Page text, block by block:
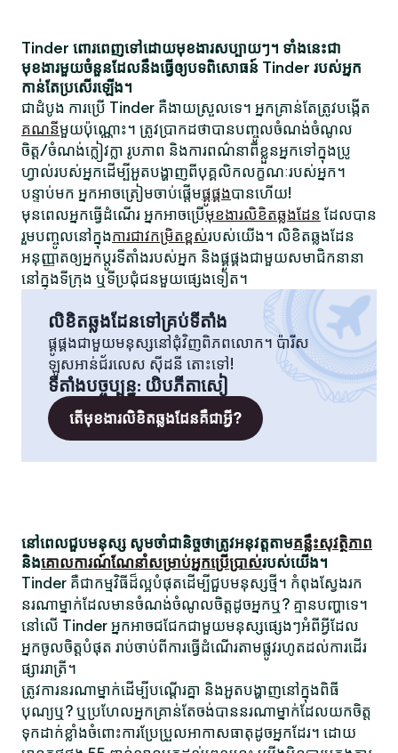
Tinder ពោរពេញទៅដោយមុខងារសប្បាយៗ។ ទាំងនេះជា
មុខងារមួយចំនួនដែលនឹងធ្វើឲ្យបទពិសោធន៍ Tinder របស់អ្នក
កាន់តែប្រសើរឡើង។
ជាដំបូង ការប្រើ Tinder គឺងាយស្រួលទេ។ អ្នកគ្រាន់តែត្រូវបង្កើត
គណនីមួយប៉ុណ្ណោះ។ ត្រូវប្រាកដថាបានបញ្ចូលចំណង់ចំណូល
ចិត្ត/ចំណង់ក្លៀវក្លា រូបភាព និងការពណ៌នាពីខ្លួនអ្នកទៅក្នុងប្រូ
ហ្វាល់របស់អ្នកដើម្បីអួតបង្ហាញពីបុគ្គលិកលក្ខណៈរបស់អ្នក។
បន្ទាប់មក អ្នកអាចត្រៀមចាប់ផ្តើមផ្គូផ្គងបានហើយ!
មុនពេលអ្នកធ្វើដំណើរ អ្នកអាចប្រើមុខងារលិខិតឆ្លងដែន ដែលបាន
រួមបញ្ចូលនៅក្នុងការជាវកម្រិតខ្ពស់របស់យើង។ លិខិតឆ្លងដែន
អនុញ្ញាតឲ្យអ្នកប្តូរទីតាំងរបស់អ្នក និងផ្គូផ្គងជាមួយសមាជិកនានា
នៅក្នុងទីក្រុង ឬទីប្រជុំជនមួយផ្សេងទៀត។
លិខិតឆ្លងដែនទៅគ្រប់ទីតាំង
ផ្គូផ្គងជាមួយមនុស្សនៅជុំវិញពិភពលោក។ ប៉ារីស
ឡូសអាន់ជ័រលេស ស៊ីដនី តោះទៅ!
ទីតាំងបច្ចុប្បន្ន: យិបភីតាសៀ
តើមុខងារលិខិតឆ្លងដែនគឺជាអ្វី?
នៅពេលជួបមនុស្ស សូមចាំជានិច្ចថាត្រូវអនុវត្តតាមគន្លឹះសុវត្ថិភាព
និងគោលការណ៍ណែនាំសម្រាប់អ្នកប្រើប្រាស់របស់យើង។
Tinder គឺជាកម្មវិធីដ៏ល្អបំផុតដើម្បីជួបមនុស្សថ្មី។ កំពុងស្វែងរក
នរណាម្នាក់ដែលមានចំណង់ចំណូលចិត្តដូចអ្នកឬ? គ្មានបញ្ហាទេ។
នៅលើ Tinder អ្នកអាចជជែកជាមួយមនុស្សផ្សេងៗអំពីអ្វីដែល
អ្នកចូលចិត្តបំផុត រាប់ចាប់ពីការធ្វើដំណើរតាមផ្លូវរហូតដល់ការដើរ
ផ្សាររាត្រី។
ត្រូវការនរណាម្នាក់ដើម្បីបណ្តើរគ្នា និងអួតបង្ហាញនៅក្នុងពិធី
បុណ្យឬ? ឬប្រហែលអ្នកគ្រាន់តែចង់បាននរណាម្នាក់ដែលយកចិត្ត
ទុកដាក់ខ្លាំងចំពោះការប្រែប្រួលអាកាសធាតុដូចអ្នកដែរ។ ដោយ